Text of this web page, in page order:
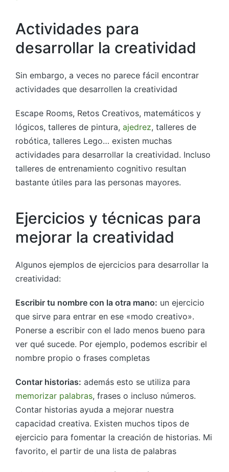
Actividades para
desarrollar la creatividad
Sin embargo, a veces no parece fácil encontrar
actividades que desarrollen la creatividad
Escape Rooms, Retos Creativos, matemáticos y
lógicos, talleres de pintura, ajedrez, talleres de
robótica, talleres Lego… existen muchas
actividades para desarrollar la creatividad. Incluso
talleres de entrenamiento cognitivo resultan
bastante útiles para las personas mayores.
Ejercicios y técnicas para
mejorar la creatividad
Algunos ejemplos de ejercicios para desarrollar la
creatividad:
Escribir tu nombre con la otra mano: un ejercicio
que sirve para entrar en ese «modo creativo».
Ponerse a escribir con el lado menos bueno para
ver qué sucede. Por ejemplo, podemos escribir el
nombre propio o frases completas
Contar historias: además esto se utiliza para
memorizar palabras, frases o incluso números.
Contar historias ayuda a mejorar nuestra
capacidad creativa. Existen muchos tipos de
ejercicio para fomentar la creación de historias. Mi
favorito, el partir de una lista de palabras